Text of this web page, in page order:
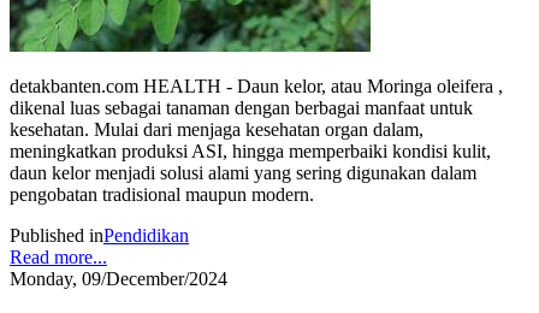
detakbanten.com HEALTH - Daun kelor, atau Moringa oleifera ,
dikenal luas sebagai tanaman dengan berbagai manfaat untuk
kesehatan. Mulai dari menjaga kesehatan organ dalam,
meningkatkan produksi ASI, hingga memperbaiki kondisi kulit,
daun kelor menjadi solusi alami yang sering digunakan dalam
pengobatan tradisional maupun modern.
Published inPendidikan
Read more...
Monday, 09/December/2024